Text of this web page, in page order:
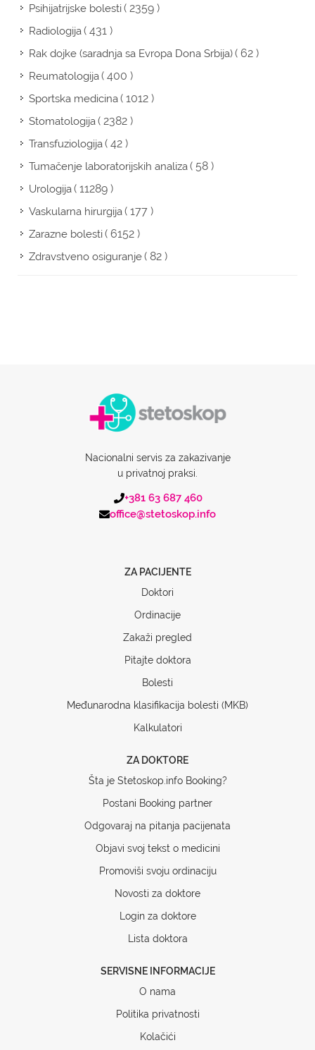
Psihijatrijske bolesti( 2359 )
Radiologija( 431 )
Rak dojke (saradnja sa Evropa Dona Srbija)( 62 )
Reumatologija( 400 )
Sportska medicina( 1012 )
Stomatologija( 2382 )
Transfuziologija( 42 )
Tumačenje laboratorijskih analiza( 58 )
Urologija( 11289 )
Vaskularna hirurgija( 177 )
Zarazne bolesti( 6152 )
Zdravstveno osiguranje( 82 )
Nacionalni servis za zakazivanje
u privatnoj praksi.
+381 63 687 460
office@stetoskop.info
ZA PACIJENTE
Doktori
Ordinacije
Zakaži pregled
Pitajte doktora
Bolesti
Međunarodna klasifikacija bolesti (MKB)
Kalkulatori
ZA DOKTORE
Šta je Stetoskop.info Booking?
Postani Booking partner
Odgovaraj na pitanja pacijenata
Objavi svoj tekst o medicini
Promoviši svoju ordinaciju
Novosti za doktore
Login za doktore
Lista doktora
SERVISNE INFORMACIJE
O nama
Politika privatnosti
Kolačići